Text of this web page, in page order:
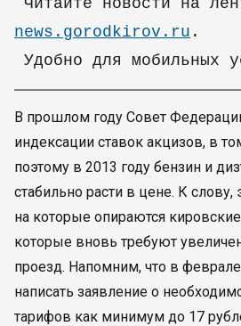
Читайте новoсти на
news.gorodkirov.ru .
Удобно для мобильных
В прошлом году Совет
индексации ставок акцизов, в
поэтому в 2013 году бензин и
стабильно расти в цене. К слову,
на которые опираются
которые вновь требуют
проезд. Напомним, что в
написать заявление о
тарифов как минимум до 17